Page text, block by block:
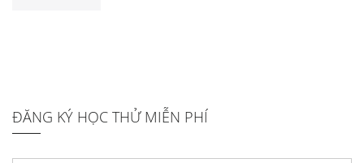
ĐĂNG KÝ HỌC THỬ MIỄN PHÍ